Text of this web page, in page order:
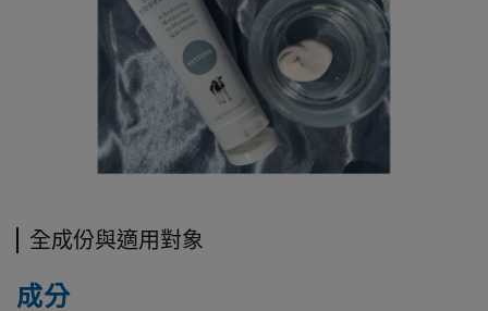
全成份與適用對象
成分